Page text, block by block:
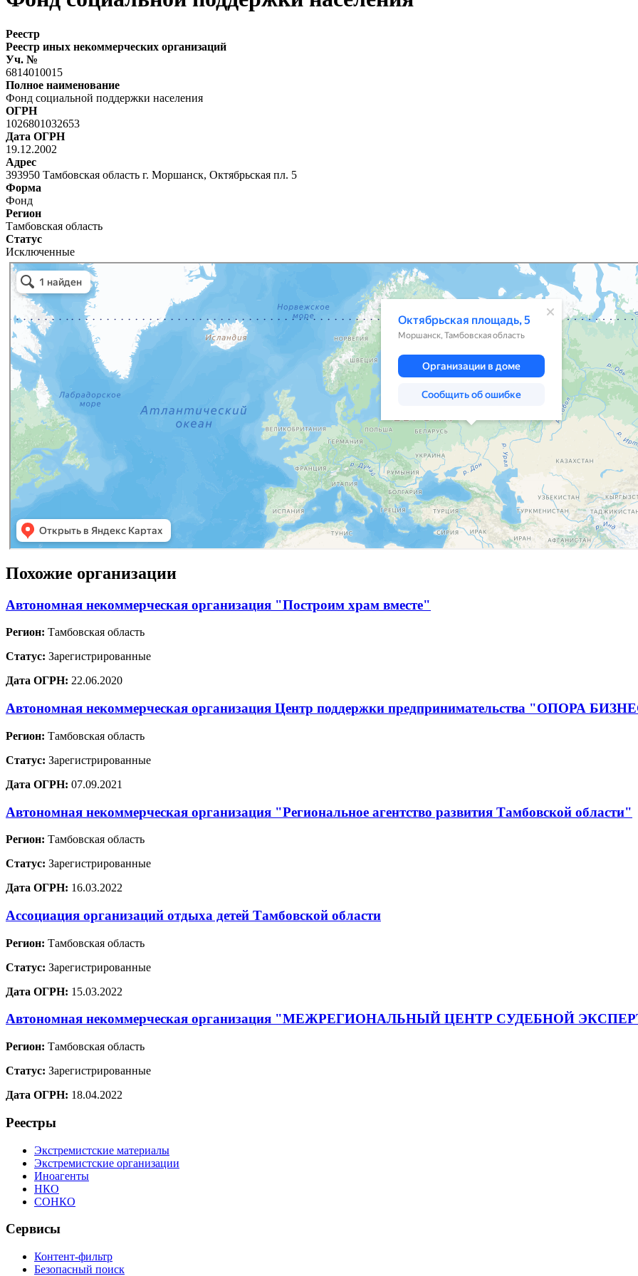
Реестр
Реестр иных некоммерческих организаций
Уч. №
6814010015
Полное наименование
Фонд социальной поддержки населения
ОГРН
1026801032653
Дата ОГРН
19.12.2002
Адрес
393950 Тамбовская область г. Моршанск, Октябрьская пл. 5
Форма
Фонд
Регион
Тамбовская область
Статус
Исключенные
Похожие организации
Автономная некоммерческая организация "Построим храм вместе"
Регион: Тамбовская область
Статус: Зарегистрированные
Дата ОГРН: 22.06.2020
Автономная некоммерческая организация Центр поддержки предпринимательства "ОПОРА
Регион: Тамбовская область
Статус: Зарегистрированные
Дата ОГРН: 07.09.2021
Автономная некоммерческая организация "Региональное агентство развития Тамбовской области"
Регион: Тамбовская область
Статус: Зарегистрированные
Дата ОГРН: 16.03.2022
Ассоциация организаций отдыха детей Тамбовской области
Регион: Тамбовская область
Статус: Зарегистрированные
Дата ОГРН: 15.03.2022
Автономная некоммерческая организация "МЕЖРЕГИОНАЛЬНЫЙ ЦЕНТР СУДЕБНОЙ
Регион: Тамбовская область
Статус: Зарегистрированные
Дата ОГРН: 18.04.2022
Реестры
Экстремистские материалы
Экстремистские организации
Иноагенты
НКО
СОНКО
Сервисы
Контент-фильтр
Безопасный поиск